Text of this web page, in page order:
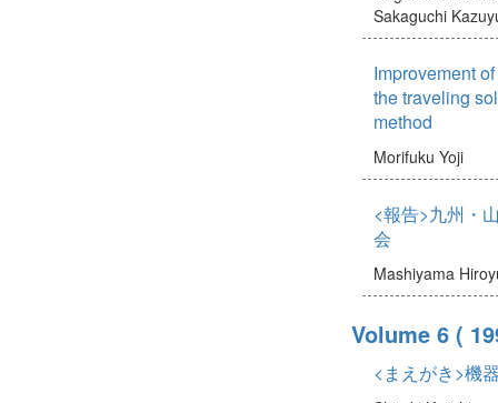
Sakaguchi
Improvement
the traveling
method
Morifuku Yoji
<報告>九州・
会
Mashiyama
Volume 6 (
<まえがき>機